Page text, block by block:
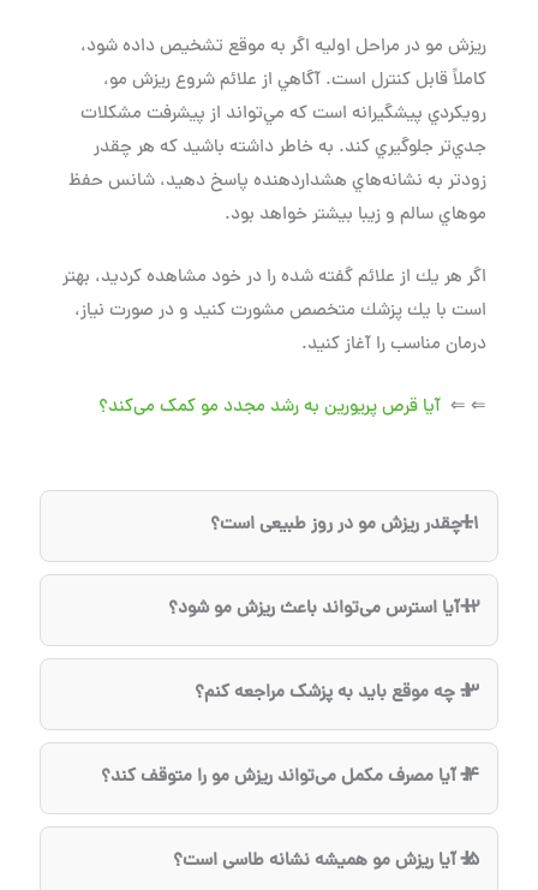
ريزش مو در مراحل اوليه اگر به موقع تشخيص داده شود،
كاملاً قابل كنترل است. آگاهي از علائم شروع ريزش مو،
رويكردي پيشگيرانه است كه مي‌تواند از پيشرفت مشكلات
جدي‌تر جلوگيري كند. به خاطر داشته باشيد كه هر چقدر
زودتر به نشانه‌هاي هشداردهنده پاسخ دهيد، شانس حفظ
موهاي سالم و زيبا بيشتر خواهد بود.
اگر هر يك از علائم گفته شده را در خود مشاهده كرديد، بهتر
است با يك پزشك متخصص مشورت كنيد و در صورت نياز،
درمان مناسب را آغاز كنيد.
⇐ ⇐آیا قرص پریورین به رشد مجدد مو کمک می‌کند؟
1. چقدر ریزش مو در روز طبیعی است؟
چرخه طبیعی رشد مو محسوب می‌شود.2. آیا استرس می‌تواند باعث ریزش مو شود؟
باعث ورود زودهنگام موها به فاز ریزش شود.3. چه موقع باید به پزشک مراجعه کنم؟
التهاب یا خارش پوست سر باشد، بهتر است با پزشک
مشورت کنید.
4. آیا مصرف مکمل می‌تواند ریزش مو را متوقف کند؟
بهبود سلامت مو کمک کنند، اما درمان قطعی نیاز به بررسی5. آیا ریزش مو همیشه نشانه طاسی است؟